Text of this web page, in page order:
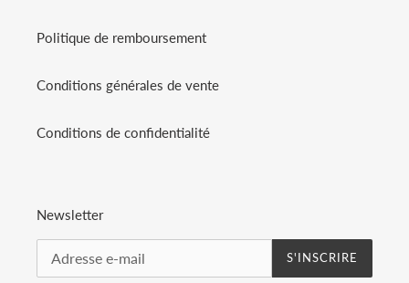
Politique de remboursement
Conditions générales de vente
Conditions de confidentialité
Newsletter
S'INSCRIRE